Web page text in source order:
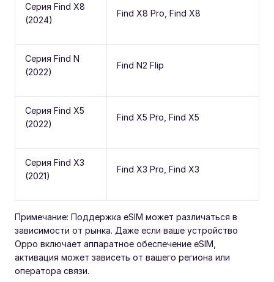
Серия Find X8
(2024)
Find X8 Pro, Find X8
Серия Find N
(2022)
Find N2 Flip
Серия Find X5
(2022)
Find X5 Pro, Find X5
Серия Find X3
(2021)
Find X3 Pro, Find X3
Примечание: Поддержка eSIM может различаться в
зависимости от рынка. Даже если ваше устройство
Oppo включает аппаратное обеспечение eSIM,
активация может зависеть от вашего региона или
оператора связи.